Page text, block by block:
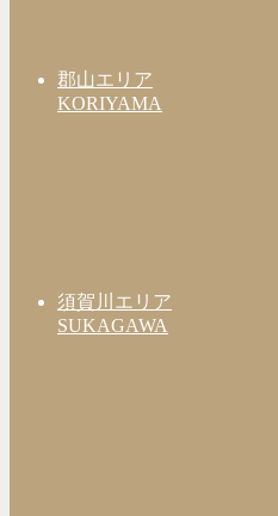
郡山エリア
KORIYAMA
須賀川エリア
SUKAGAWA